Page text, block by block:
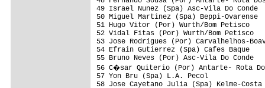
49 Israel Nunez (Spa) Asc-Vila Do
50 Miguel Martinez (Spa)
51 Hugo Vitor (Por)
52 Vidal Fitas (Por) Wurth/Bom
53 Jose Rodrigues (Por)
54 Efrain Gutierrez (Spa) Cafes
55 Bruno Neves (Por) Asc-Vila Do
56 C�sar Quiterio (Por) Antarte- Rota
57 Yon Bru (Spa)
58 Jose Cayetano Julia (Spa) Kelme-